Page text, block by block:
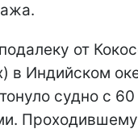
от
в Индийском
судно с 60